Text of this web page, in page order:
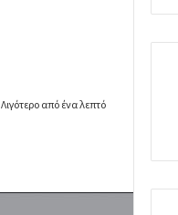
Λιγότερο από ένα λεπτό